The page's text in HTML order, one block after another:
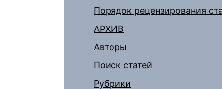
Порядок рецензирования
АРХИВ
Авторы
Поиск статей
Рубрики